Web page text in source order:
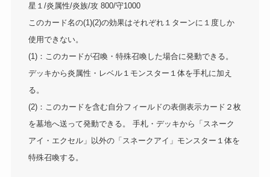
星１/炎属性/炎族/攻 800/守1000
このカード名の(1)(2)の効果はそれぞれ１ターンに１度しか
使用できない。
(1)：このカードが召喚・特殊召喚した場合に発動できる。
デッキから炎属性・レベル１モンスター１体を手札に加え
る。
(2)：このカードを含む自分フィールドの表側表示カード２枚
を墓地へ送って発動できる。 手札・デッキから「スネーク
アイ・エクセル」以外の「スネークアイ」モンスター１体を
特殊召喚する。